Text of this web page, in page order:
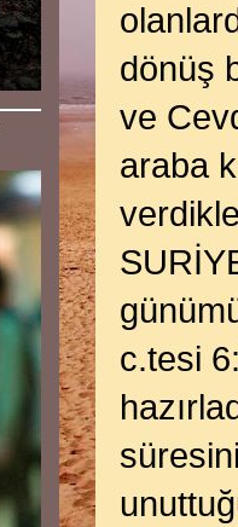
dönüş
ve
araba
c.tesi